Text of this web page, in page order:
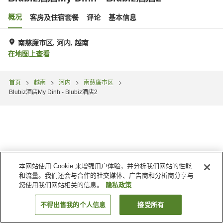
概况 客房及住宿套餐 评论 基本信息
南慈廉市区, 河内, 越南
在地图上查看
首页 越南 河内
南慈廉市区
Blubiz酒店My Dinh - Blubiz酒店2
搜索客房
本网站使用 Cookie 来增强用户体验，并分析我们网站的性能
和流量。我们还会与合作的社交媒体、广告商和分析商分享与
您使用我们网站相关的信息。
隐私政策
不得出售我的个人信息 接受所有